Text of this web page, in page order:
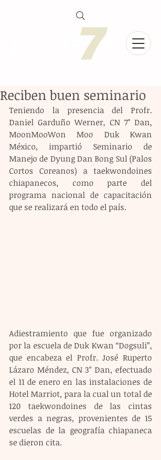
Reciben buen seminario
Teniendo la presencia del Profr.
Daniel Garduño Werner, CN 7° Dan,
MoonMooWon Moo Duk Kwan
México, impartió Seminario de
Manejo de Dyung Dan Bong Sul (Palos
Cortos Coreanos) a taekwondoines
chiapanecos, como parte del
programa nacional de capacitación
que se realizará en todo el país.
Adiestramiento que fue organizado
por la escuela de Duk Kwan “Dogsuli”,
que encabeza el Profr. José Ruperto
Lázaro Méndez, CN 3° Dan, efectuado
el 11 de enero en las instalaciones de
Hotel Marriot, para la cual un total de
120 taekwondoines de las cintas
verdes a negras, provenientes de 15
escuelas de la geografía chiapaneca
se dieron cita.